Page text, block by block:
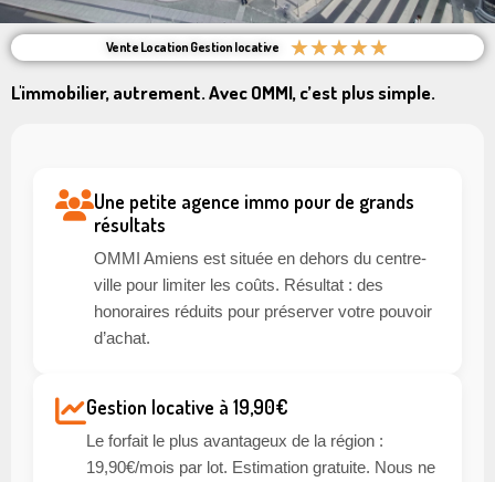
Vente Location Gestion locative ★★★★★
L'immobilier, autrement. Avec OMMI, c’est plus simple.
Une petite agence immo pour de grands
résultats
OMMI Amiens est située en dehors du centre-
ville pour limiter les coûts. Résultat : des
honoraires réduits pour préserver votre pouvoir
d’achat.
Gestion locative à 19,90€
Le forfait le plus avantageux de la région :
19,90€/mois par lot. Estimation gratuite. Nous ne